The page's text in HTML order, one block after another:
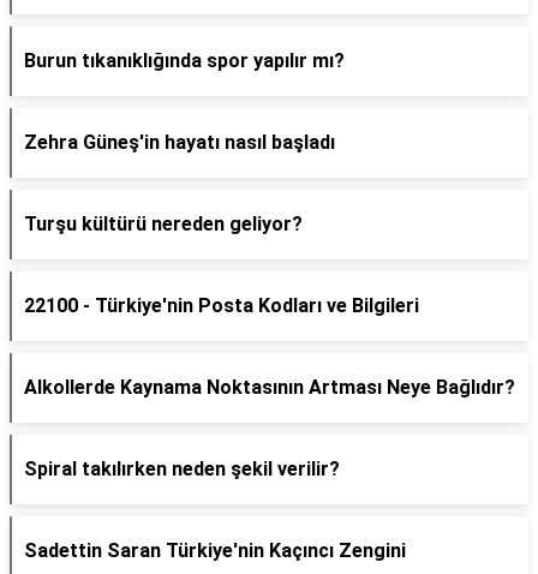
Burun tıkanıklığında spor yapılır mı?
Zehra Güneş'in hayatı nasıl başladı
Turşu kültürü nereden geliyor?
22100 - Türkiye'nin Posta Kodları ve Bilgileri
Alkollerde Kaynama Noktasının Artması Neye Bağlıdır?
Spiral takılırken neden şekil verilir?
Sadettin Saran Türkiye'nin Kaçıncı Zengini